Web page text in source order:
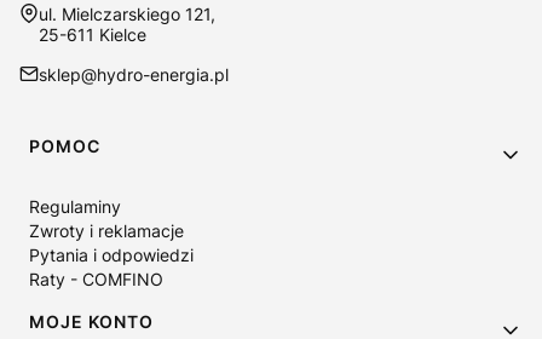
Adres:
ul. Mielczarskiego 121,
25-611 Kielce
sklep@hydro-energia.pl
Linki w stopce
POMOC
Regulaminy
Zwroty i reklamacje
Pytania i odpowiedzi
Raty - COMFINO
MOJE KONTO